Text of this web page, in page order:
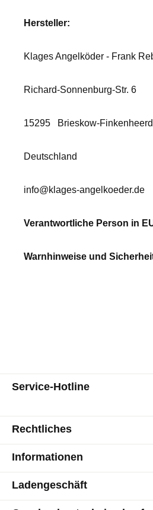
Hersteller:
Klages Angelköder - Frank
Richard-Sonnenburg-Str. 6
15295 Brieskow-Finkenheerd
Deutschland
info@klages-angelkoeder.de
Verantwortliche Person in
Warnhinweise und
Service-Hotline
Rechtliches
Informationen
Ladengeschäft